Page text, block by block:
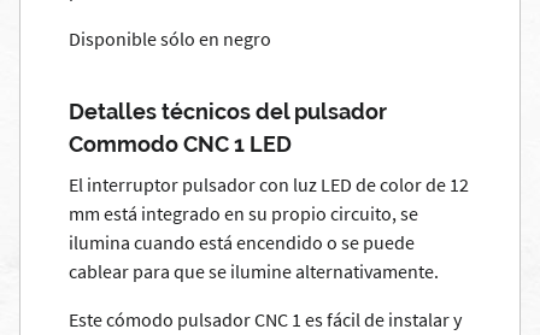
Disponible sólo en negro
Detalles técnicos del pulsador
Commodo CNC 1 LED
El interruptor pulsador con luz LED de color de 12
mm está integrado en su propio circuito, se
ilumina cuando está encendido o se puede
cablear para que se ilumine alternativamente.
Este cómodo pulsador CNC 1 es fácil de instalar y